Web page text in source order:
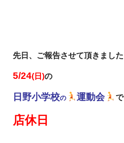
先日、ご報告させて頂きました
5/24(日)の
日野小学校の 運動会 で
店休日